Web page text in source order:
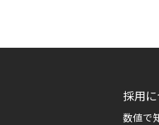
採用
数値で